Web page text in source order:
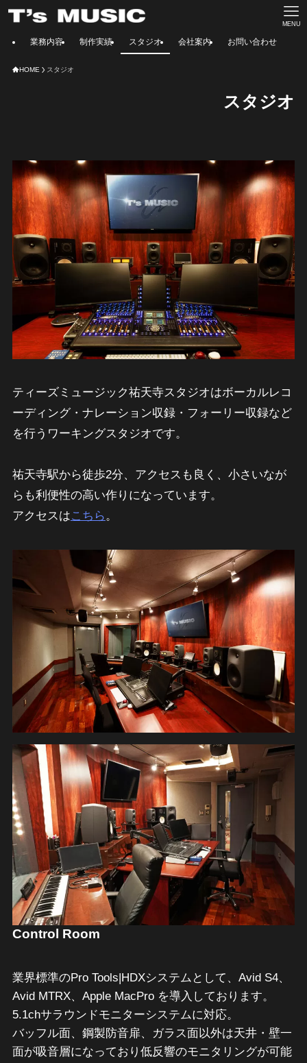
MENU
業務内容 制作実績 スタジオ 会社案内 お問い合わせ
HOME スタジオ
スタジオ
ティーズミュージック祐天寺スタジオはボーカルレコ
ーディング・ナレーション収録・フォーリー収録など
を行うワーキングスタジオです。
祐天寺駅から徒歩2分、アクセスも良く、小さいなが
らも利便性の高い作りになっています。
アクセスはこちら。
Control Room
業界標準のPro Tools|HDXシステムとして、Avid S4、
Avid MTRX、Apple MacPro を導入しております。
5.1chサラウンドモニターシステムに対応。
バッフル面、鋼製防音扉、ガラス面以外は天井・壁一
面が吸音層になっており低反響のモニタリングが可能